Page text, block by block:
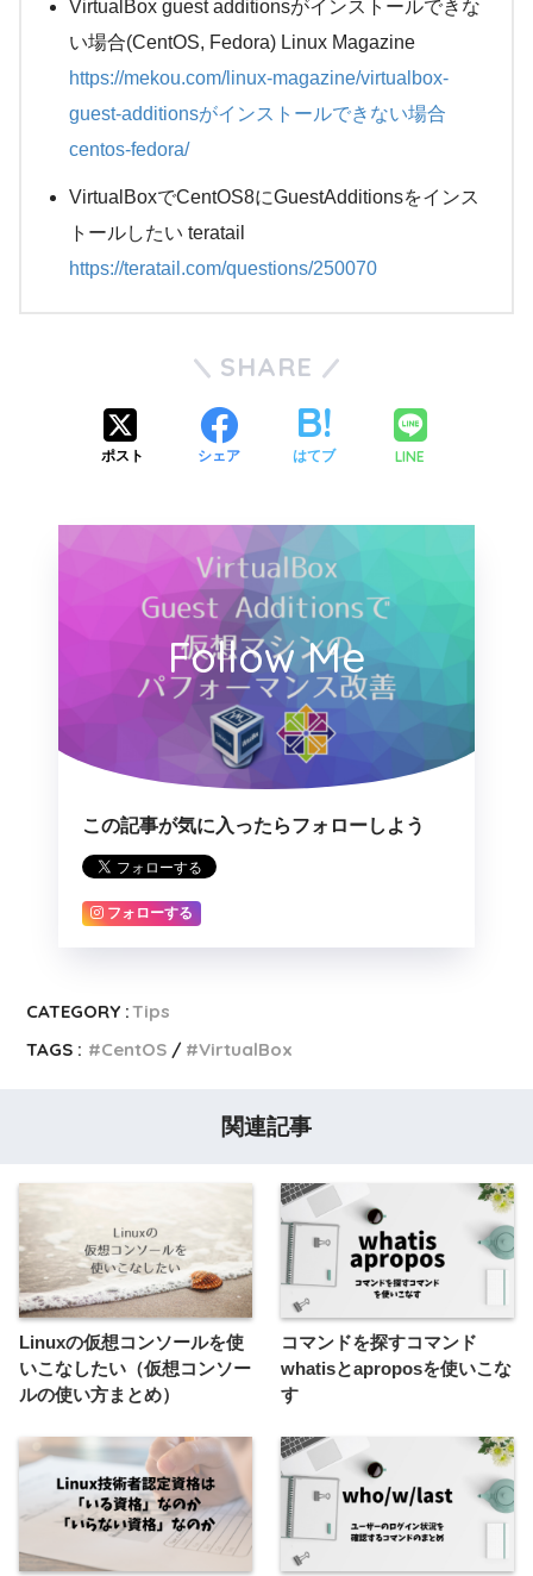
VirtualBox guest additionsがインストールできな
い場合(CentOS, Fedora) Linux Magazine
https://mekou.com/linux-magazine/virtualbox-
guest-additionsがインストールできない場合
centos-fedora/
VirtualBoxでCentOS8にGuestAdditionsをインス
トールしたい teratail
https://teratail.com/questions/250070
SHARE
ポスト シェア はてブ LINE
Follow Me
この記事が気に入ったらフォローしよう
フォローする
CATEGORY :Tips
TAGS :
CentOS VirtualBox
関連記事
Linuxの仮想コンソールを使
いこなしたい（仮想コンソー
ルの使い方まとめ）
コマンドを探すコマンド
whatisとaproposを使いこな
す